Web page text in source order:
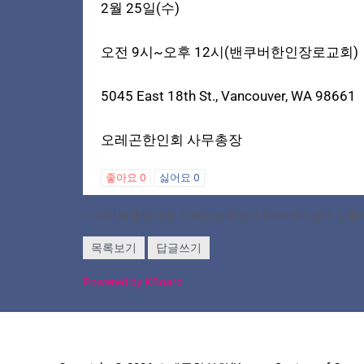
2월 25일(수)
오전 9시~오후 12시(밴쿠버한인장로교회)
5045 East 18th St., Vancouver, WA 98661
오레곤한인회 사무총장
좋아요 0 싫어요 0
« 시애틀총영사관, 오레곤순회영사 2025-6차 업무 성황
목록보기 답글쓰기
Powered by KBoard